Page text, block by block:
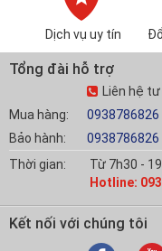
Dịch vụ uy tín
Tổng đài hỗ trợ
Mua hàng:
Bảo hành:
Liên hệ
0938786826
0938786826
Thời gian:
Từ 7h30 -
Hotline:
Kết nối với chúng tôi